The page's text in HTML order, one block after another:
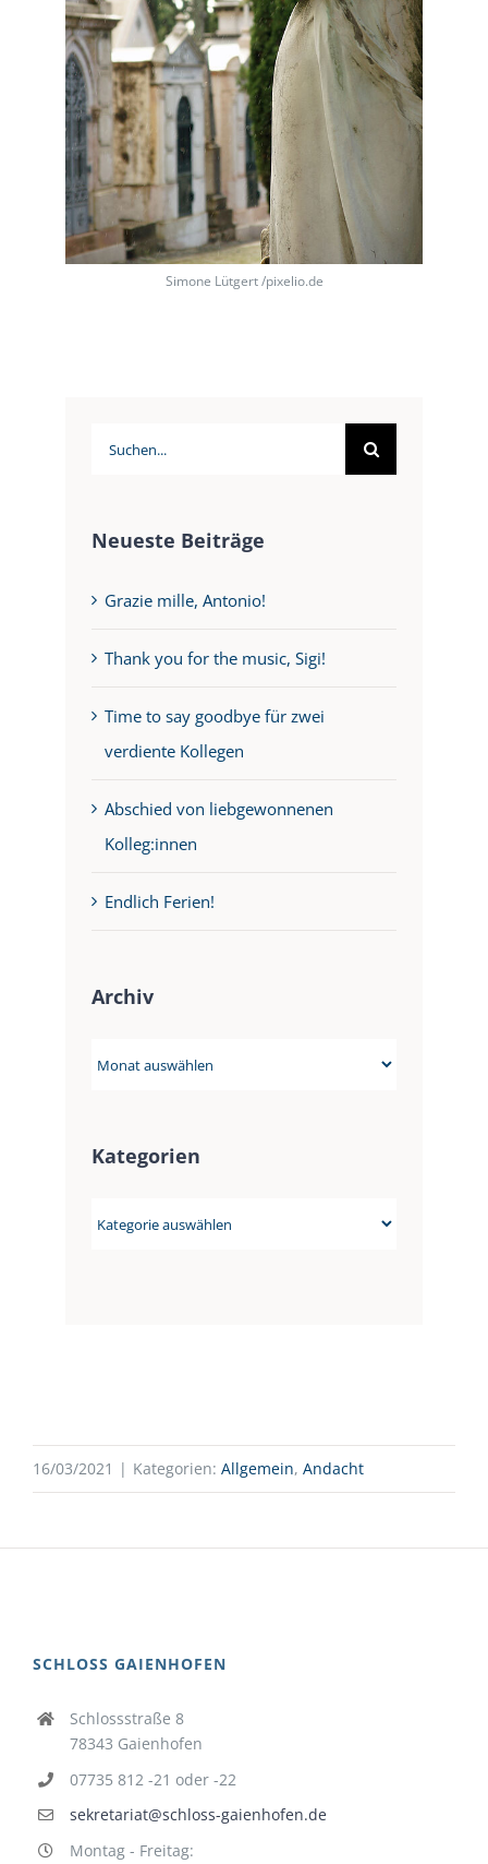
Simone Lütgert /pixelio.de
Suche
Neueste Beiträge
Grazie mille, Antonio!
Thank you for the music, Sigi!
Time to say goodbye für zwei
verdiente Kollegen
Abschied von liebgewonnenen
Kolleg:innen
Endlich Ferien!
Archiv
Archiv
Kategorien
Kategorien
16/03/2021 | Kategorien: Allgemein, Andacht
SCHLOSS GAIENHOFEN
Schlossstraße 8
78343 Gaienhofen
07735 812 -21 oder -22
sekretariat@schloss-gaienhofen.de
Montag - Freitag: